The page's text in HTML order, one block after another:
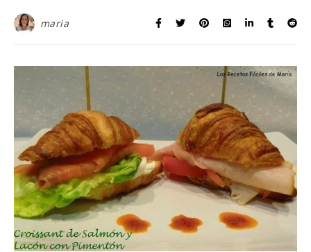
maria